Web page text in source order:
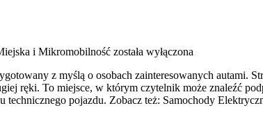
i Mikromobilność została wyłączona
z myślą o osobach zainteresowanych autami.
ręki. To miejsce, w którym czytelnik może znaleźć
technicznego pojazdu. Zobacz też: Samochody